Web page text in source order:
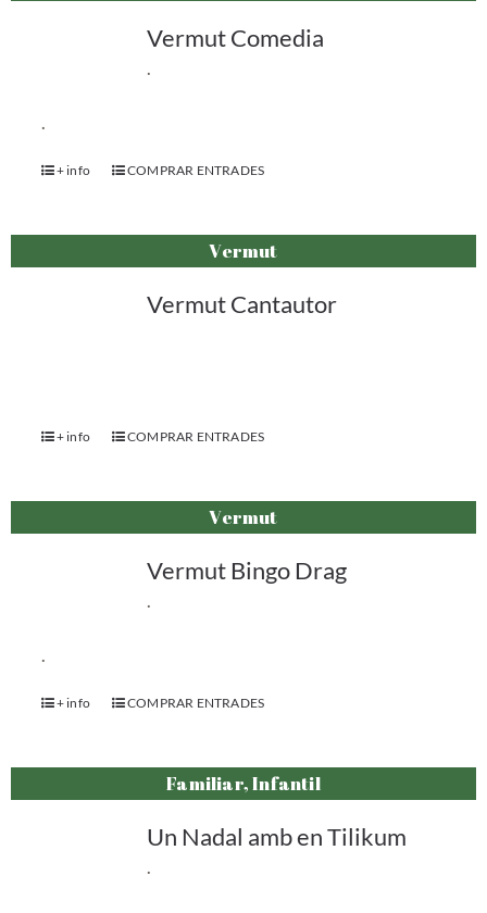
Vermut Comedia
.
.
+ info COMPRAR ENTRADES
Vermut
Vermut Cantautor
+ info COMPRAR ENTRADES
Vermut
Vermut Bingo Drag
.
.
+ info COMPRAR ENTRADES
Familiar, Infantil
Un Nadal amb en Tilikum
.